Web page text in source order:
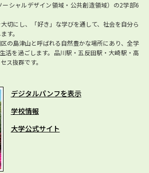
ーシャルデザイン領域・公共創造領域）の2学部6
切にし、「好き」な学びを通して、社会を自分ら
す。
の島津山と呼ばれる自然豊かな場所にあり、全学
活を過ごします。品川駅・五反田駅・大崎駅・高
ス抜群です。
デジタルパンフを表示
学校情報
大学公式サイト